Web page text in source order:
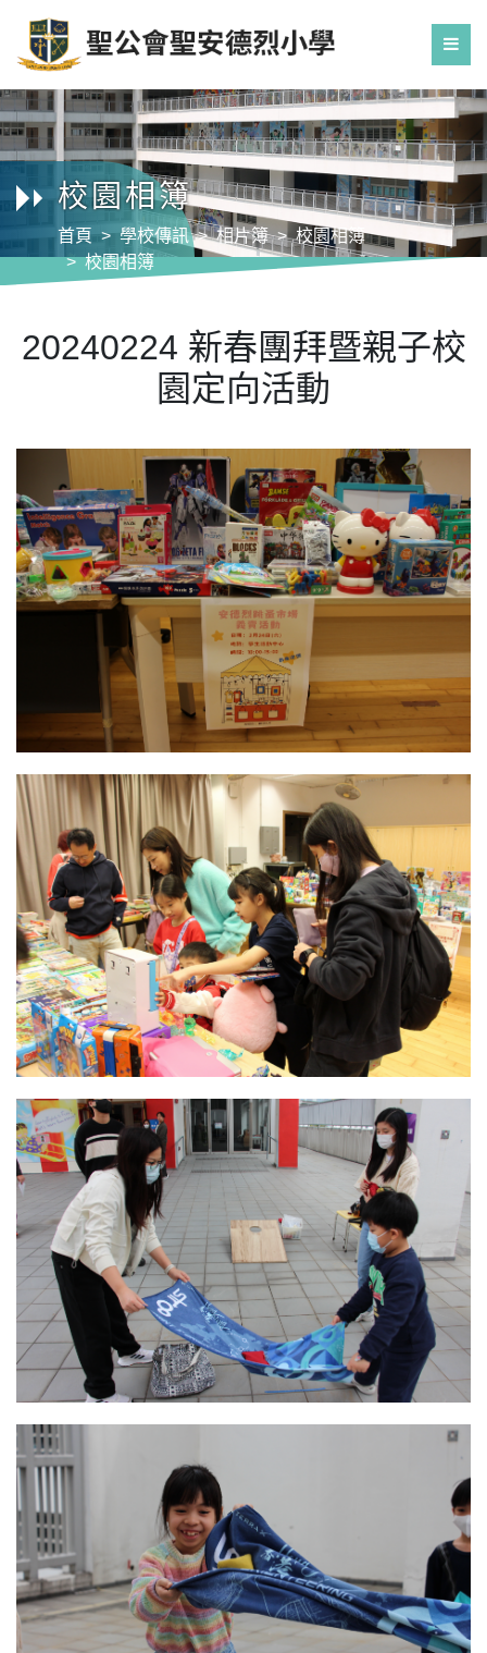
校園相簿
首頁 學校傳訊 相片簿
校園相簿
校園相簿
20240224 新春團拜暨親子校
園定向活動